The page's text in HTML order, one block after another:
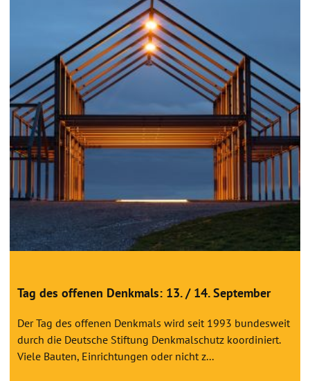
Tag des offenen Denkmals: 13. / 14. September
Der Tag des offenen Denkmals wird seit 1993 bundesweit
durch die Deutsche Stiftung Denkmalschutz koordiniert.
Viele Bauten, Einrichtungen oder nicht z...